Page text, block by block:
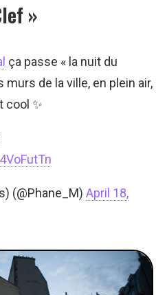
»
ça passe « la nuit du
murs de la ville, en plein air,
cool ✨
(@Phane_M) April 18,